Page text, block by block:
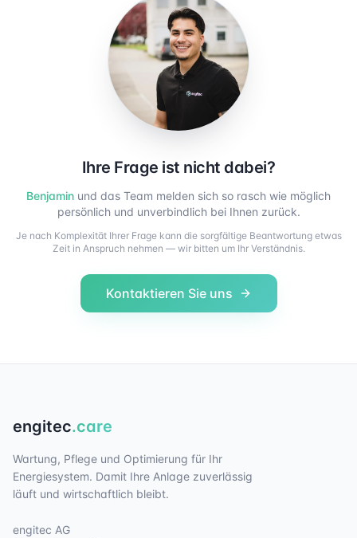
Ihre Frage ist nicht dabei?
Benjamin und das Team melden sich so rasch wie möglich
persönlich und unverbindlich bei Ihnen zurück.
Je nach Komplexität Ihrer Frage kann die sorgfältige Beantwortung etwas
Zeit in Anspruch nehmen — wir bitten um Ihr Verständnis.
Kontaktieren Sie uns
engitec.care
Wartung, Pflege und Optimierung für Ihr
Energiesystem. Damit Ihre Anlage zuverlässig
läuft und wirtschaftlich bleibt.
engitec AG